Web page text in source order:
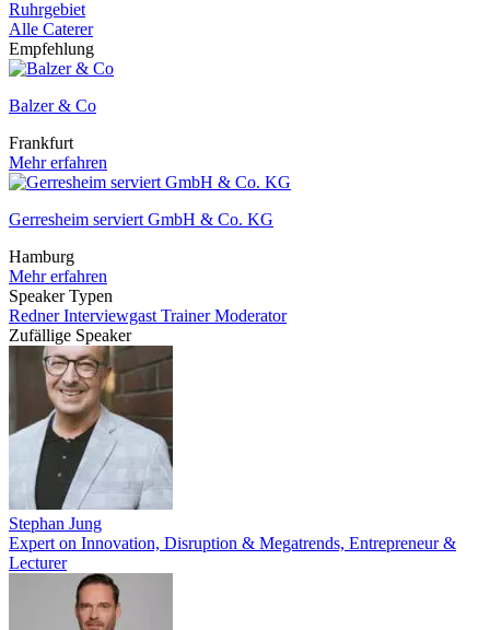
Ruhrgebiet
Alle Caterer
Empfehlung
Balzer & Co
Frankfurt
Mehr erfahren
Gerresheim serviert GmbH & Co. KG
Hamburg
Mehr erfahren
Speaker Typen
RednerInterviewgast TrainerModerator
Zufällige Speaker
Stephan Jung
Expert on Innovation, Disruption & Megatrends, Entrepreneur &
Lecturer